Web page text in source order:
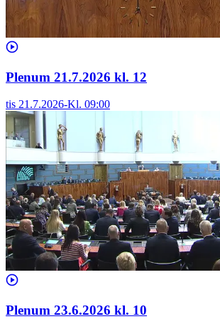
Plenum 21.7.2026 kl. 12
tis 21.7.2026-Kl. 09:00
Plenum 23.6.2026 kl. 10